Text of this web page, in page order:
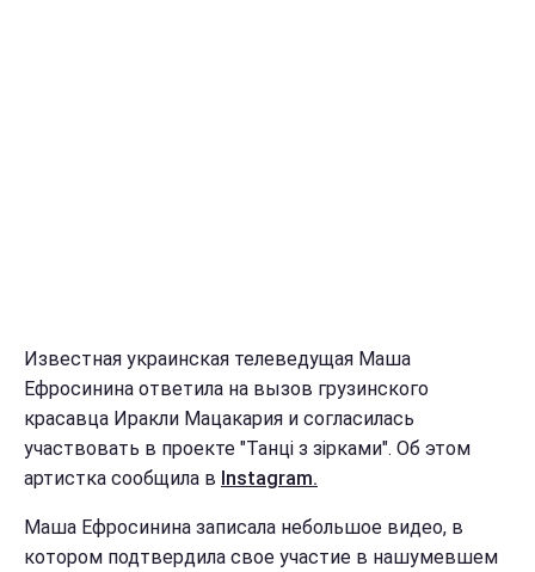
Известная украинская телеведущая Маша
Ефросинина ответила на вызов грузинского
красавца Иракли Мацакария и согласилась
участвовать в проекте "Танці з зірками". Об этом
артистка сообщила в Instagram.
Маша Ефросинина записала небольшое видео, в
котором подтвердила свое участие в нашумевшем